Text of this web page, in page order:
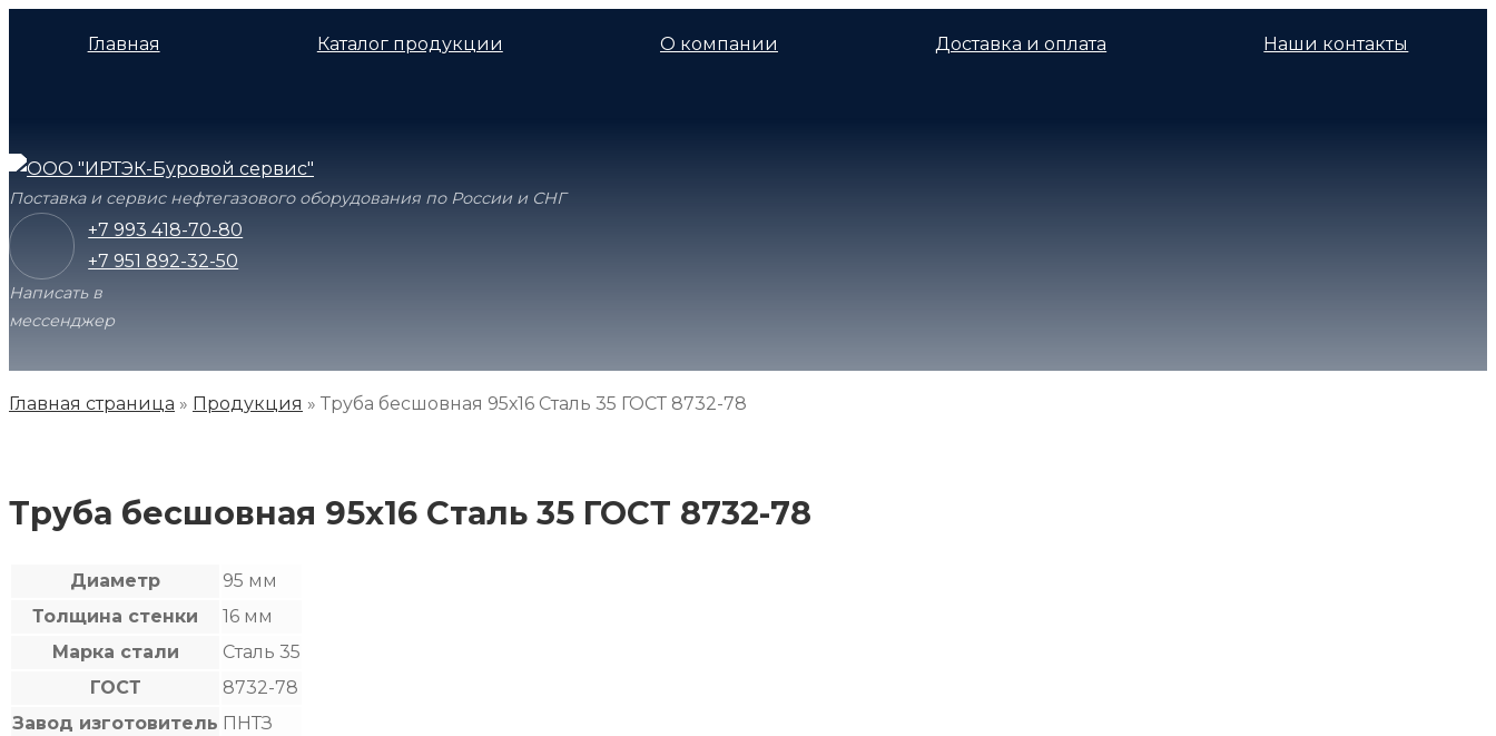
Главная Каталог продукции О компании Доставка и оплата Наши контакты
Поставка и сервис нефтегазового оборудования по России и СНГ
+7 993 418-70-80
+7 951 892-32-50
Написать в
мессенджер
Главная страница » Продукция » Труба бесшовная 95х16 Сталь 35 ГОСТ 8732-78
Труба бесшовная 95х16 Сталь 35 ГОСТ 8732-78
Диаметр
95 мм
Толщина стенки
16 мм
Марка стали
Сталь 35
ГОСТ
8732-78
Завод изготовитель ПНТЗ